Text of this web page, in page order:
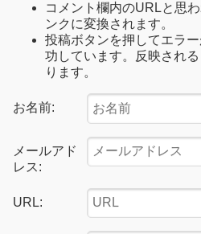
コメント欄内のURLと思
ンクに変換されます。
投稿ボタンを押してエラ
功しています。反映され
ります。
お名前:
メールアド
レス:
URL: